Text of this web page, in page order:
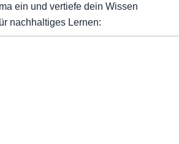
ein und vertiefe dein Wissen
nachhaltiges Lernen: